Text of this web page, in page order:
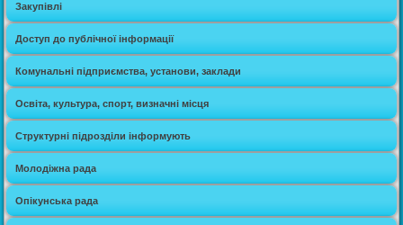
Закупівлі
Доступ до публічної інформації
Комунальні підприємства, установи, заклади
Освіта, культура, спорт, визначні місця
Структурні підрозділи інформують
Молодіжна рада
Опікунська рада